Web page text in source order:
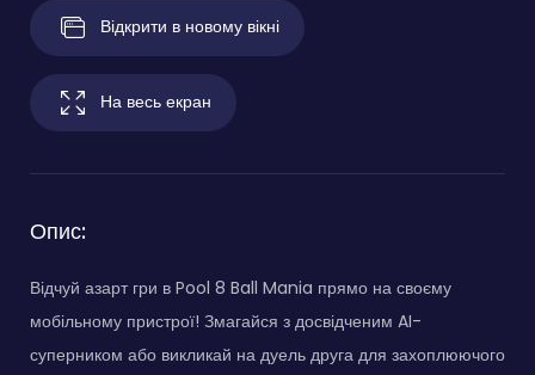
Відкрити в новому вікні
На весь екран
Опис:
Відчуй азарт гри в Pool 8 Ball Mania прямо на своєму
мобільному пристрої! Змагайся з досвідченим AI-
суперником або викликай на дуель друга для захоплюючого